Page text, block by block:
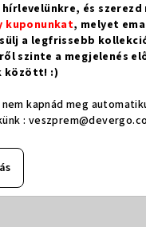
és szerezd
kuponunkat, melyet
a legfrissebb
szinte a megjelenés
között! :)
kapnád meg
: